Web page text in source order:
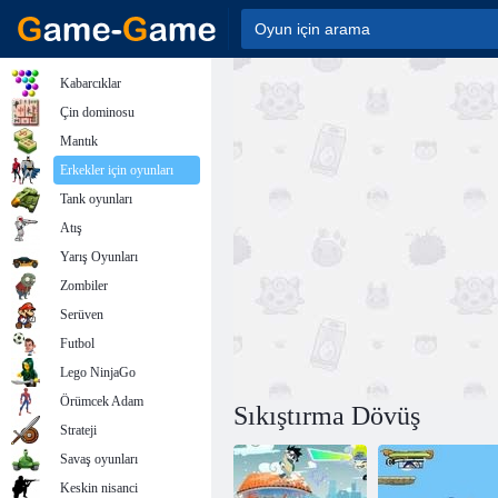
Sıkıştırma Dövüş
Kabarcıklar
Çin dominosu
Mantık
Erkekler için oyunları
Tank oyunları
Atış
Yarış Oyunları
Zombiler
Serüven
Futbol
Lego NinjaGo
Örümcek Adam
Strateji
Savaş oyunları
Keskin nisanci